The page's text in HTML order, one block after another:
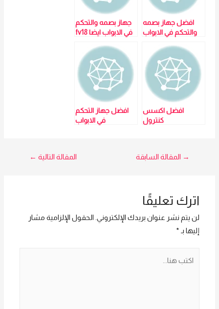
افضل جهاز بصمه
والتحكم في الابواب
جهاز بصمه والتحكم
في الابواب ايضا fv18
افضل اكسس
كنترول
افضل جهاز التحكم
في الابواب
تصفّح
→ المقالة السابقة المقالة التالية ←
اترك تعليقًا
لن يتم نشر عنوان بريدك الإلكتروني. الحقول الإلزامية مشار
إليها بـ *